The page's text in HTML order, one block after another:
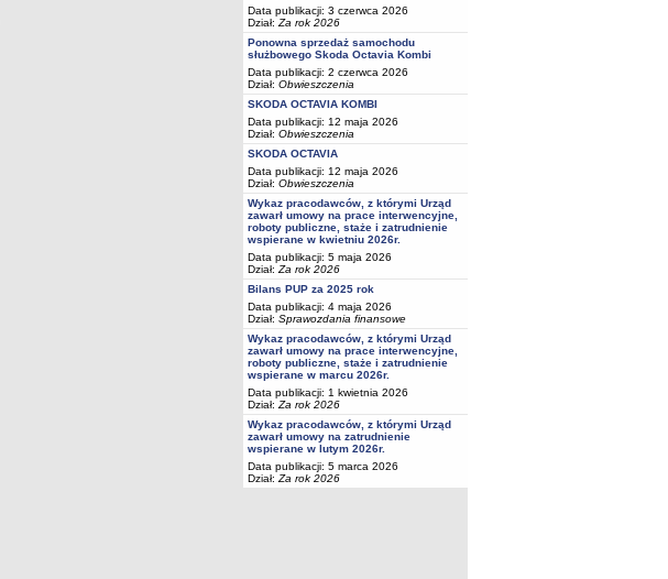
Data publikacji: 3 czerwca 2026
Dział: Za rok 2026
Ponowna sprzedaż samochodu
służbowego Skoda Octavia Kombi
Data publikacji: 2 czerwca 2026
Dział: Obwieszczenia
SKODA OCTAVIA KOMBI
Data publikacji: 12 maja 2026
Dział: Obwieszczenia
SKODA OCTAVIA
Data publikacji: 12 maja 2026
Dział: Obwieszczenia
Wykaz pracodawców, z którymi Urząd
zawarł umowy na prace interwencyjne,
roboty publiczne, staże i zatrudnienie
wspierane w kwietniu 2026r.
Data publikacji: 5 maja 2026
Dział: Za rok 2026
Bilans PUP za 2025 rok
Data publikacji: 4 maja 2026
Dział: Sprawozdania finansowe
Wykaz pracodawców, z którymi Urząd
zawarł umowy na prace interwencyjne,
roboty publiczne, staże i zatrudnienie
wspierane w marcu 2026r.
Data publikacji: 1 kwietnia 2026
Dział: Za rok 2026
Wykaz pracodawców, z którymi Urząd
zawarł umowy na zatrudnienie
wspierane w lutym 2026r.
Data publikacji: 5 marca 2026
Dział: Za rok 2026